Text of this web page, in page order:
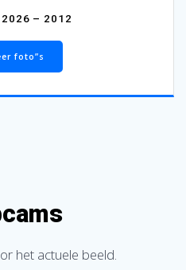
2026 – 2012
foto”s
het actuele beeld.